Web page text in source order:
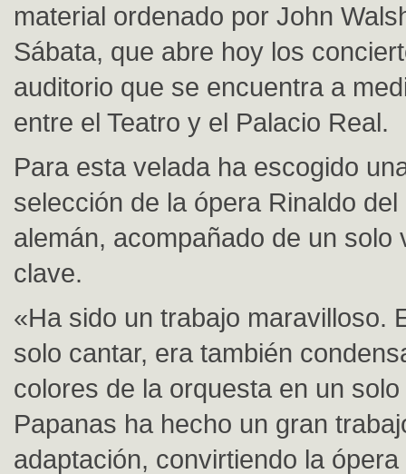
material ordenado por John
Sábata, que abre hoy los
auditorio que se encuentra a
entre el Teatro y el Palacio Real.
Para esta velada ha escogido
selección de la ópera Rinaldo
alemán, acompañado de un solo
clave.
«Ha sido un trabajo maravilloso.
solo cantar, era también
colores de la orquesta en un
Papanas ha hecho un gran
adaptación, convirtiendo la ópera